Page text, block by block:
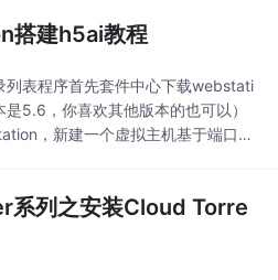
搭建h5ai教程
列表程序首先套件中心下载webstati
5.6，你喜欢其他版本的也可以）
，新建一个虚拟主机基于端口
这里是...
系列之安装Cloud Torre